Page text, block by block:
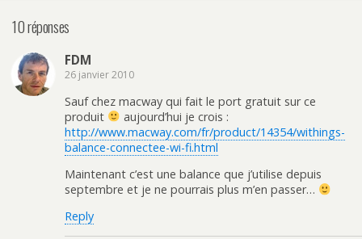
10 réponses
FDM
26 janvier 2010
Sauf chez macway qui fait le port gratuit sur ce
produit
aujourd’hui je crois :
http://www.macway.com/fr/product/14354/withings-
balance-connectee-wi-fi.html
Maintenant c’est une balance que j’utilise depuis
septembre et je ne pourrais plus m’en passer…
Reply